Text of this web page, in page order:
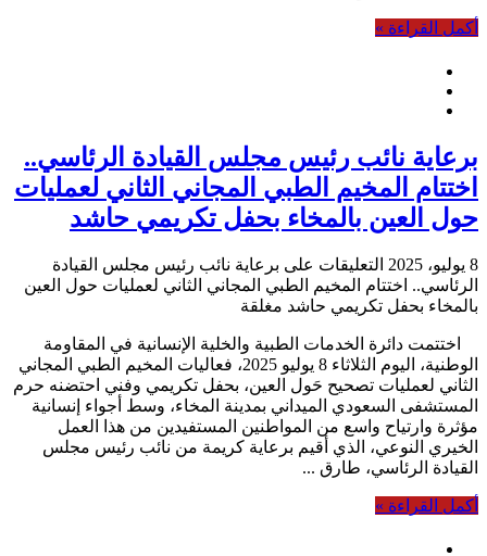
أكمل القراءة »
برعاية نائب رئيس مجلس القيادة الرئاسي..
اختتام المخيم الطبي المجاني الثاني لعمليات
حول العين بالمخاء بحفل تكريمي حاشد
8 يوليو، 2025 التعليقات على برعاية نائب رئيس مجلس القيادة
الرئاسي.. اختتام المخيم الطبي المجاني الثاني لعمليات حول العين
بالمخاء بحفل تكريمي حاشد مغلقة
اختتمت دائرة الخدمات الطبية والخلية الإنسانية في المقاومة
الوطنية، اليوم الثلاثاء 8 يوليو 2025، فعاليات المخيم الطبي المجاني
الثاني لعمليات تصحيح حَول العين، بحفل تكريمي وفني احتضنه حرم
المستشفى السعودي الميداني بمدينة المخاء، وسط أجواء إنسانية
مؤثرة وارتياح واسع من المواطنين المستفيدين من هذا العمل
الخيري النوعي، الذي أقيم برعاية كريمة من نائب رئيس مجلس
القيادة الرئاسي، طارق ...
أكمل القراءة »